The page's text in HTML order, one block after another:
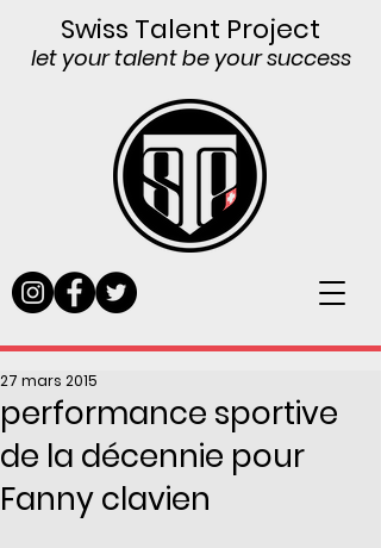
Swiss Talent Project
let your talent be your success
performance sportive
de la décennie pour
Fanny clavien
27 mars 2015